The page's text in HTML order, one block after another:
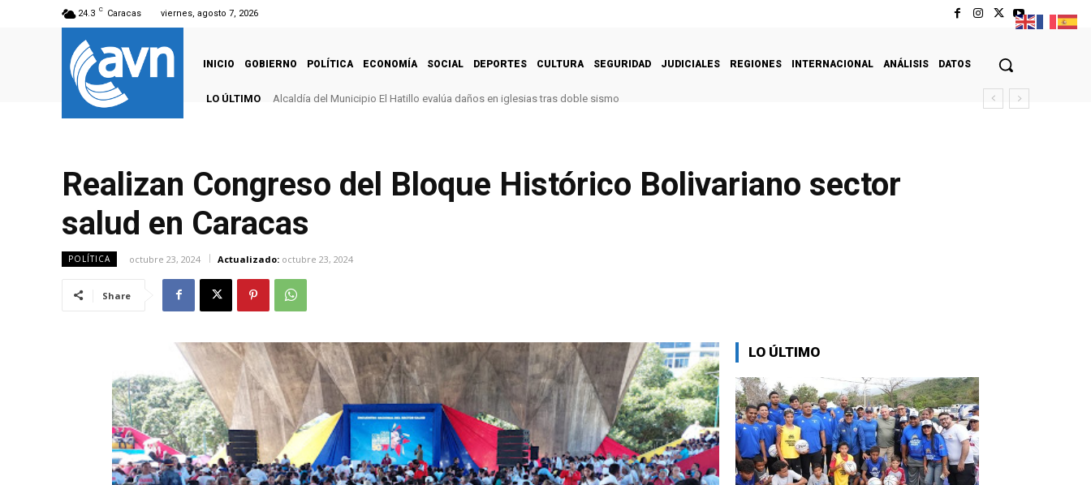
24.3 C Caracas viernes, agosto 7, 2026
INICIO GOBIERNO POLÍTICA ECONOMÍA SOCIAL DEPORTES CULTURA SEGURIDAD JUDICIALES REGIONES INTERNACIONAL ANÁLISIS DATOS
LO ÚLTIMO Alcaldía del Municipio El Hatillo evalúa daños en iglesias tras doble sismo
Realizan Congreso del Bloque Histórico Bolivariano sector
salud en Caracas
POLÍTICA octubre 23, 2024 Actualizado: octubre 23, 2024
Share
LO ÚLTIMO